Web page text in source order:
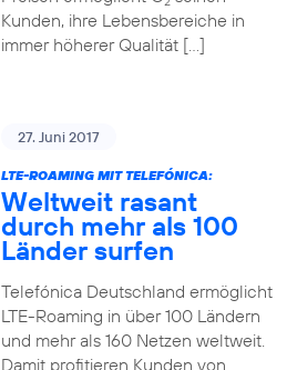
Kunden, ihre Lebensbereiche in
immer höherer Qualität […]
27. Juni 2017
LTE-ROAMING MIT TELEFÓNICA:
Weltweit rasant
durch mehr als 100
Länder surfen
Telefónica Deutschland ermöglicht
LTE-Roaming in über 100 Ländern
und mehr als 160 Netzen weltweit.
Damit profitieren Kunden von